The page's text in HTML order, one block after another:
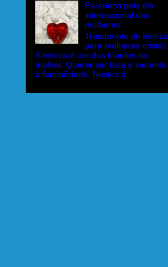
Parabéns pelo dia
internacional das
mulheres!
Tratamento de beleza
para mulheres cristãs
A beleza é um dos triunfos da
mulher. Querer ser bela é inerente
à feminilidade. Nestes d...